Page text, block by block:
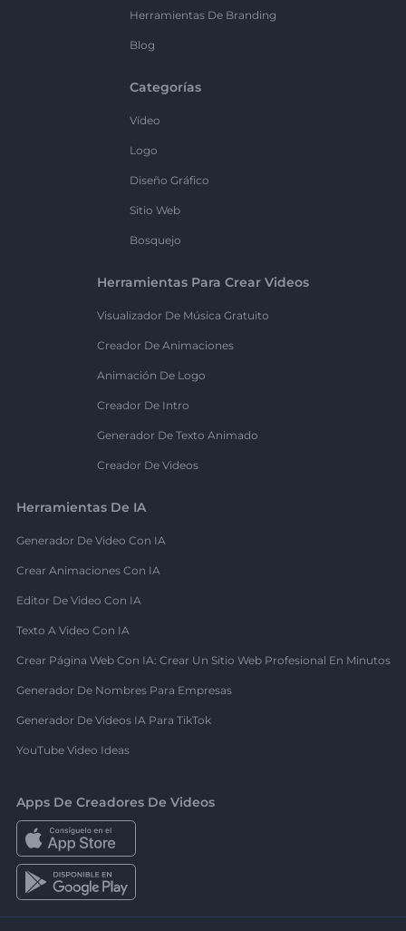
Herramientas De Branding
Blog
Categorías
Vídeo
Logo
Diseño Gráfico
Sitio Web
Bosquejo
Herramientas Para Crear Videos
Visualizador De Música Gratuito
Creador De Animaciones
Animación De Logo
Creador De Intro
Generador De Texto Animado
Creador De Videos
Herramientas De IA
Generador De Video Con IA
Crear Animaciones Con IA
Editor De Video Con IA
Texto A Video Con IA
Crear Página Web Con IA: Crear Un Sitio Web Profesional En Minutos
Generador De Nombres Para Empresas
Generador De Videos IA Para TikTok
YouTube Video Ideas
Apps De Creadores De Videos